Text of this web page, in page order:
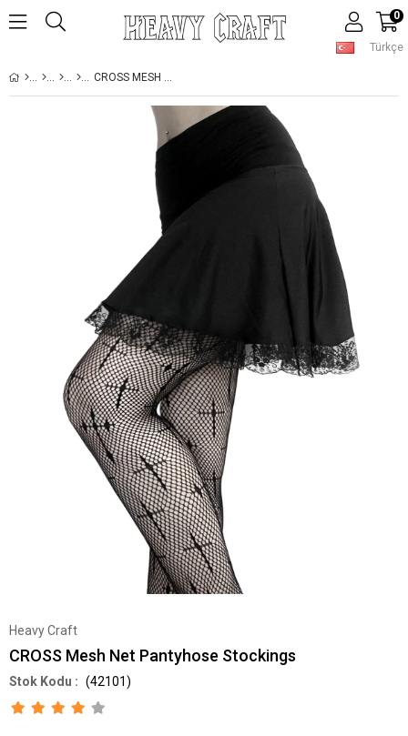
Türkçe
0
CROSS MESH NET PANTYHOSE STOCKINGS
Heavy Craft
CROSS Mesh Net Pantyhose Stockings
(42101)